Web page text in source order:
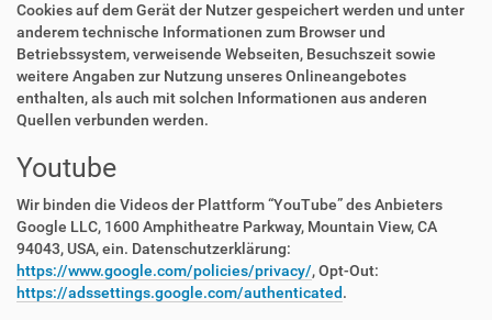
Cookies auf dem Gerät der Nutzer gespeichert werden und unter
anderem technische Informationen zum Browser und
Betriebssystem, verweisende Webseiten, Besuchszeit sowie
weitere Angaben zur Nutzung unseres Onlineangebotes
enthalten, als auch mit solchen Informationen aus anderen
Quellen verbunden werden.
Youtube
Wir binden die Videos der Plattform “YouTube” des Anbieters
Google LLC, 1600 Amphitheatre Parkway, Mountain View, CA
94043, USA, ein. Datenschutzerklärung:
https://www.google.com/policies/privacy/, Opt-Out:
https://adssettings.google.com/authenticated.